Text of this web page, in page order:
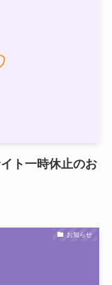
ト一時休止のお
お知らせ